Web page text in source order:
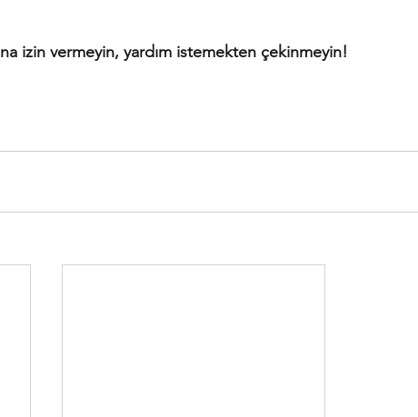
izin vermeyin, yardım istemekten çekinmeyin!